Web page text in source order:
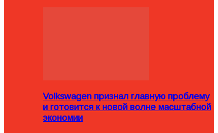
Volkswagen признал главную проблему
и готовится к новой волне масштабной
экономии